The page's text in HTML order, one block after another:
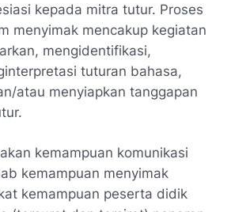
kepada mitra tutur. Proses
menyimak mencakup kegiatan
mengidentifikasi,
tuturan bahasa,
atau menyiapkan tanggapan
kemampuan komunikasi
kemampuan menyimak
kemampuan peserta didik